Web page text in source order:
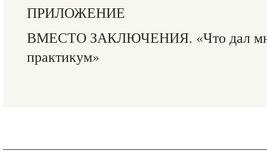
ПРИЛОЖЕНИЕ
ВМЕСТО ЗАКЛЮЧЕНИЯ. «Что дал
практикум»